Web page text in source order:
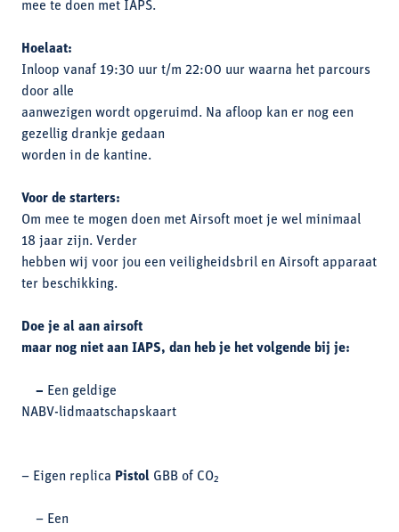
mee te doen met IAPS.
Hoelaat:
Inloop vanaf 19:30 uur t/m 22:00 uur waarna het parcours
door alle
aanwezigen wordt opgeruimd. Na afloop kan er nog een
gezellig drankje gedaan
worden in de kantine.
Voor de starters:
Om mee te mogen doen met Airsoft moet je wel minimaal
18 jaar zijn. Verder
hebben wij voor jou een veiligheidsbril en Airsoft apparaat
ter beschikking.
Doe je al aan airsoft
maar nog niet aan IAPS, dan heb je het volgende bij je:
– Een geldige
NABV-lidmaatschapskaart
– Eigen replica Pistol GBB of CO₂
– Een